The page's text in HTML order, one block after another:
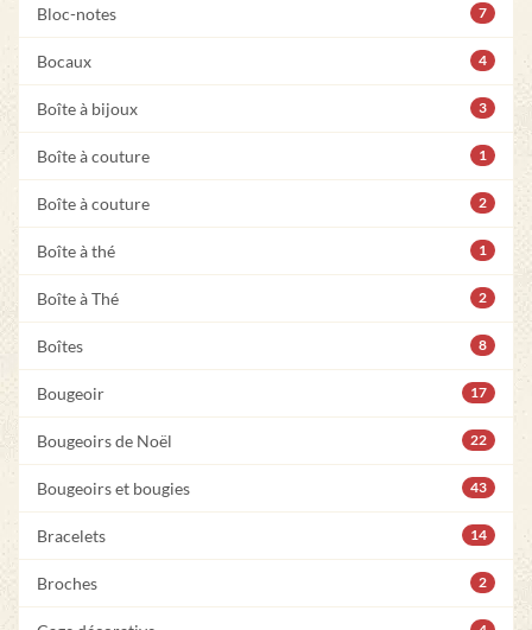
Bloc-notes 7
Bocaux 4
Boîte à bijoux 3
Boîte à couture 1
Boîte à couture 2
Boîte à thé 1
Boîte à Thé 2
Boîtes 8
Bougeoir 17
Bougeoirs de Noël 22
Bougeoirs et bougies 43
Bracelets 14
Broches 2